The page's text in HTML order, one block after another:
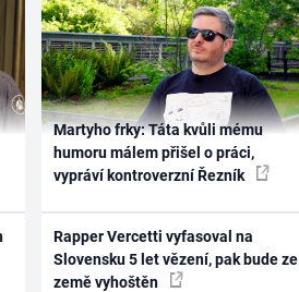
Martyho frky: Táta kvůli mému
humoru málem přišel o práci,
vypráví kontroverzní Řezník
Rapper Vercetti vyfasoval na
Slovensku 5 let vězení, pak bude ze
země vyhoštěn